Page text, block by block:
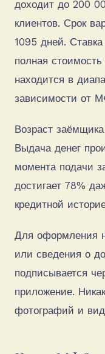
доходит до 200
клиентов. Срок
1095 дней.
полная
находится в
зависимости от
Возраст
Выдача денег
момента подачи
достигает 78%
кредитной
Для оформления
или сведения о
подписывается
приложение.
фотографий и